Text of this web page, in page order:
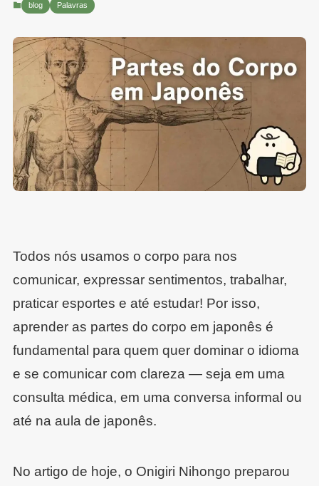
blog Palavras
Todos nós usamos o corpo para nos
comunicar, expressar sentimentos, trabalhar,
praticar esportes e até estudar! Por isso,
aprender as partes do corpo em japonês é
fundamental para quem quer dominar o idioma
e se comunicar com clareza — seja em uma
consulta médica, em uma conversa informal ou
até na aula de japonês.
No artigo de hoje, o Onigiri Nihongo preparou